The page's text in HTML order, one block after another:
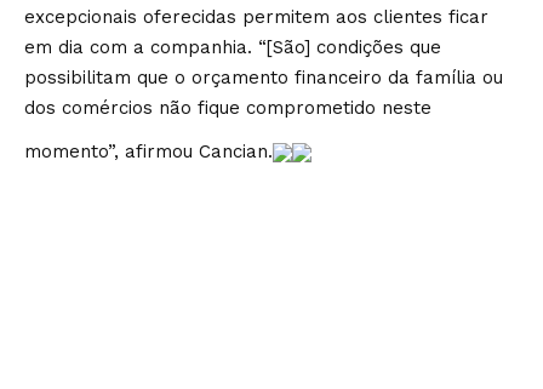
excepcionais oferecidas permitem aos clientes ficar
em dia com a companhia. “[São] condições que
possibilitam que o orçamento financeiro da família ou
dos comércios não fique comprometido neste
momento”, afirmou Cancian.